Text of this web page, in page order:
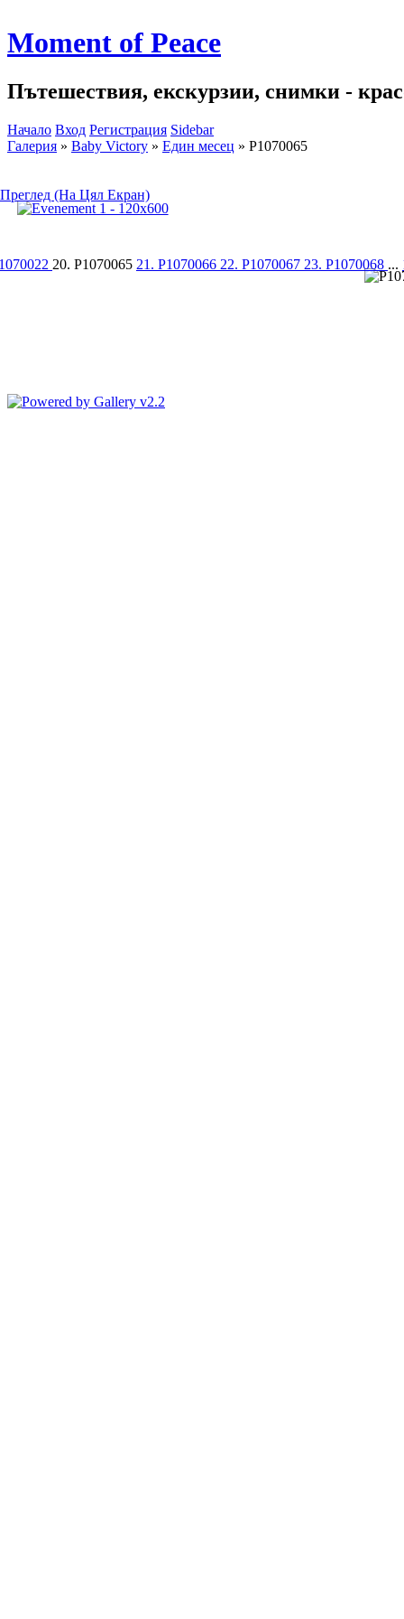
Moment of Peace
Пътешествия, екскурзии, снимки -
Начало Вход Регистрация Sidebar
Галерия » Baby Victory » Един месец » P1070065
Преглед (На Цял Екран)
20. P1070065 21. P1070066 22. P1070067 23. P1070068 ...